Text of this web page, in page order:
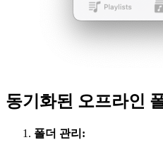
동기화된 오프라인
폴더 관리: